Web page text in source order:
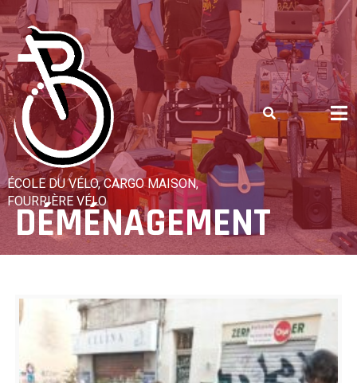
Skip
to
content
ÉCOLE DU VÉLO, CARGO MAISON,
FOURRIÈRE VÉLO
DÉMÉNAGEMENT